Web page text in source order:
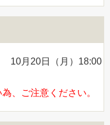
10月20日（月）18:00
、ご注意ください。